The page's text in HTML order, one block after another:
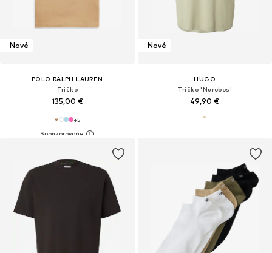
Nové
POLO RALPH LAUREN
Tričko
135,00 €
+5
Nové
HUGO
Tričko 'Nurobos'
49,90 €